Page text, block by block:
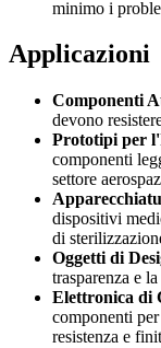
minimo i
Applicazioni
Componenti
devono
Prototipi per
componenti
settore
dispositivi
di
Oggetti di
trasparenza e
Elettronica di
componenti
resistenza e